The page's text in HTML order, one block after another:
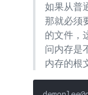
如果从普
那就必须
的文件，
问内存是
内存的根